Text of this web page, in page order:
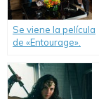
Se viene la película
de «Entourage».